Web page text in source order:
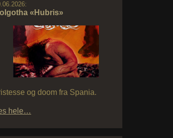
«Hubris»
og doom fra Spania.
hele…